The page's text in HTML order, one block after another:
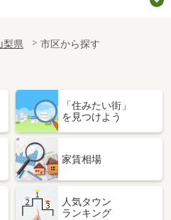
梨県 市区から探す
「住みたい街」
を見つけよう
家賃相場
人気タウン
ランキング